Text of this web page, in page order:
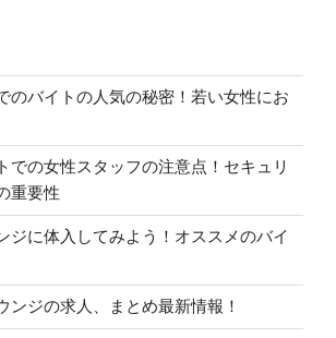
のバイトの人気の秘密！若い女性にお
での女性スタッフの注意点！セキュリ
重要性
ジに体入してみよう！オススメのバイ
ンジの求人、まとめ最新情報！